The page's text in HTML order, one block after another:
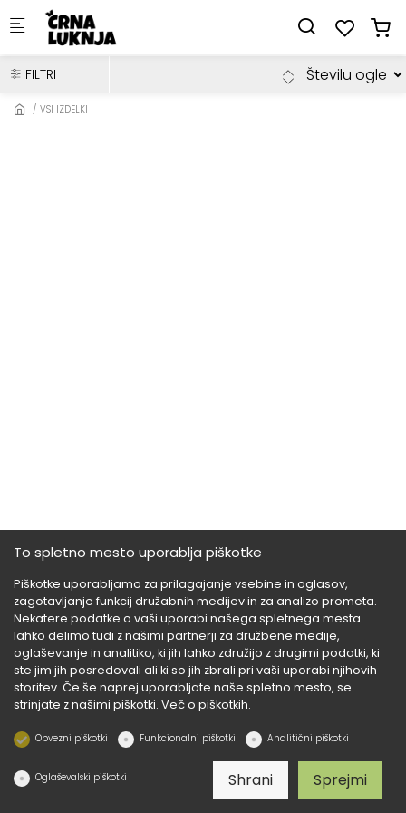
Skip to main content
FILTRI
VSI IZDELKI
To spletno mesto uporablja piškotke
Piškotke uporabljamo za prilagajanje vsebine in oglasov,
zagotavljanje funkcij družabnih medijev in za analizo prometa.
Nekatere podatke o vaši uporabi našega spletnega mesta
lahko delimo tudi z našimi partnerji za družbene medije,
oglaševanje in analitiko, ki jih lahko združijo z drugimi podatki, ki
ste jim jih posredovali ali ki so jih zbrali pri vaši uporabi njihovih
storitev. Če še naprej uporabljate naše spletno mesto, se
strinjate z našimi piškotki. Več o piškotkih.
Obvezni piškotki Funkcionalni piškotki Analitični piškotki
Oglaševalski piškotki Sprejmi
Shrani